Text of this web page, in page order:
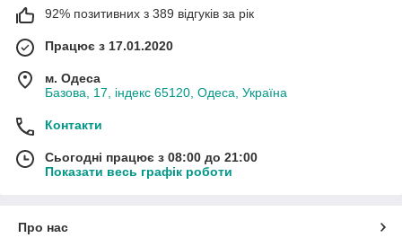
92% позитивних з 389 відгуків за рік
Працює з 17.01.2020
м. Одеса
Базова, 17, індекс 65120, Одеса, Україна
Контакти
Сьогодні працює з 08:00 до 21:00
Показати весь графік роботи
Про нас